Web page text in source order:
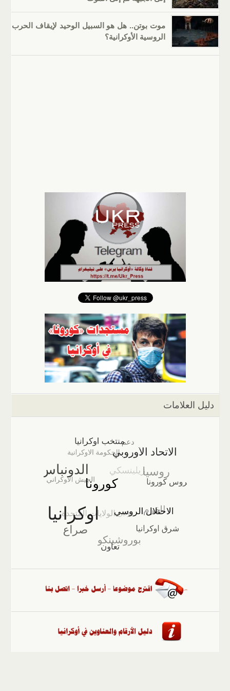
موت بوتن.. هل هو السبيل الوحيد لإيقاف الحرب
الروسية الأوكرانية؟
دليل العلامات